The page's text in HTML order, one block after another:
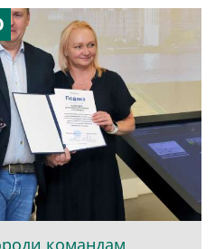
командам